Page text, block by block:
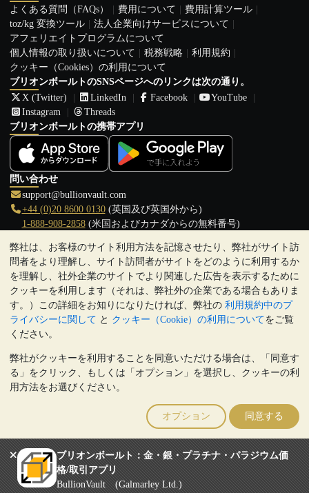
弊社は、お客様のサイト利用方法を記憶させたり、弊社がサイト訪
問者をより理解し、サイト訪問者がサイトをどのように利用するか
を理解し、社外企業のサイトでより関連した広告を表示するために
クッキーを利用します（それは、弊社外の企業である場合もありま
す。）この詳細をお知りになりたければ、弊社の 利用規約中のプ
ライバシーに関して と クッキー（Cookie）の利用についてをご覧
ください。
弊社がクッキーを利用することを同意いただける場合は、「同意す
る」をクリック、もしくは「オプション」を選択し、クッキーの利
用方法をお選びください。
オプション 同意する
ブリオンボールト：金・銀・プラチナ・パラジウム価
格/取引アプリ
BullionVault (Galmarley Ltd.)
よくある質問（FAQs）
費用について
費用計算ツール
toz/kg 変換ツール
法人企業向けサービスについて
アフェリエイトプログラムについて
個人情報の取り扱いについて
税務戦略
利用規約
クッキー（Cookies）の利用について
ブリオンボールトのSNSページへのリンクは次の通り。
X (Twitter)
LinkedIn Facebook
YouTube
Instagram
Threads
ブリオンボールトの携帯アプリ
問い合わせ
support@bullionvault.com
+44 (0)20 8600 0130(英国及び英国外から)
1-888-908-2858(米国およびカナダからの無料番号)
クリックして通話を開始
営業時間:
9:00～20:30 (英国), 月曜日から金曜日
17:00～2:30（日本時間）, 月曜日から金曜日
Galmarley Ltd T/A BullionVault
3 Shortlands (7th Floor)
London
W6 8DA
United Kingdom
貴金属の価値は下落することもあれば上昇することもありま
す。過去の傾向は、将来の価格の動きを保証するものではありませ
ん。BullionVaultのウェブサイト上、もしくはBullionVaultとのコミ
ュニケーション上のいかなる内容も、投資に関する助言ではありま
せん。顧客は、金及び銀地金を所有することが適切かどうかを判断
するために、専門家の助言を求めることをお勧めします。
Galmarley Ltd, trading as BullionVault, registered in England and Wales